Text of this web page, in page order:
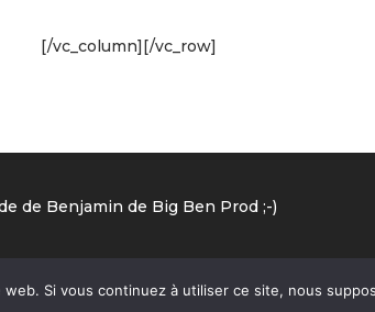
[/vc_column][/vc_row]
de Benjamin de Big Ben Prod ;-)
Si vous continuez à utiliser ce site, nous